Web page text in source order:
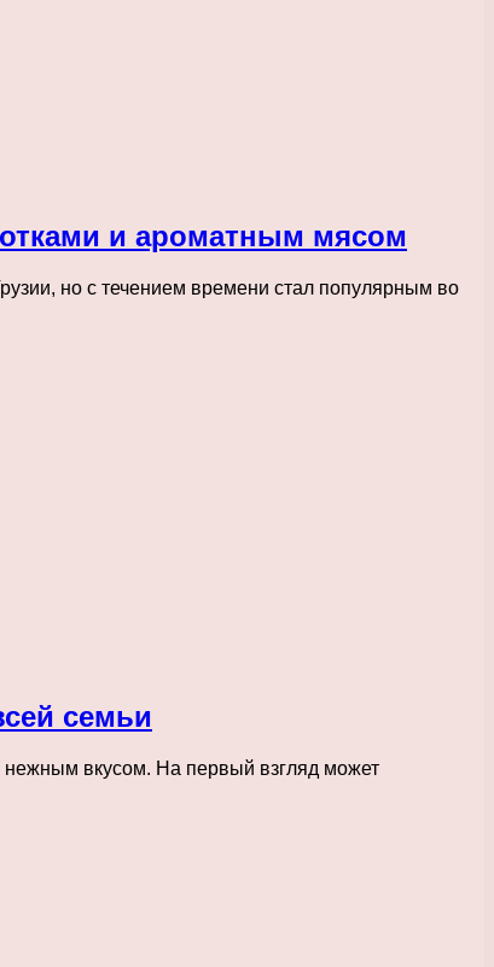
и ароматным мясом
но с течением времени стал популярным во
семьи
нежным вкусом. На первый взгляд может